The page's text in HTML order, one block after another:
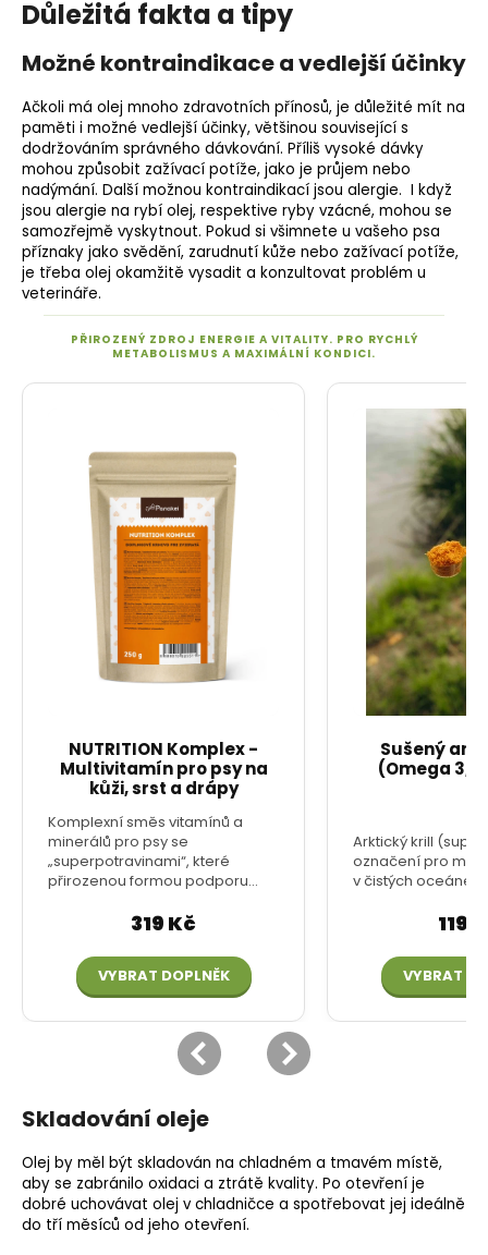
Důležitá fakta a tipy
Možné kontraindikace a vedlejší účinky
Ačkoli má olej mnoho zdravotních přínosů, je důležité mít na
paměti i možné vedlejší účinky, většinou související s
dodržováním správného dávkování. Příliš vysoké dávky
mohou způsobit zažívací potíže, jako je průjem nebo
nadýmání. Další možnou kontraindikací jsou alergie. I když
jsou alergie na rybí olej, respektive ryby vzácné, mohou se
samozřejmě vyskytnout. Pokud si všimnete u vašeho psa
příznaky jako svědění, zarudnutí kůže nebo zažívací potíže,
je třeba olej okamžitě vysadit a konzultovat problém u
veterináře.
Skladování oleje
Olej by měl být skladován na chladném a tmavém místě,
aby se zabránilo oxidaci a ztrátě kvality. Po otevření je
dobré uchovávat olej v chladničce a spotřebovat jej ideálně
do tří měsíců od jeho otevření.